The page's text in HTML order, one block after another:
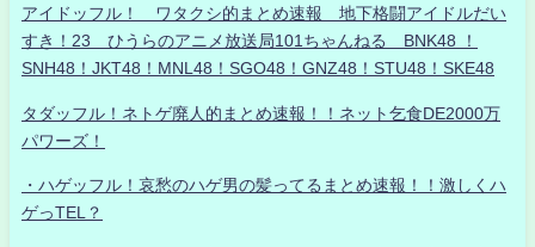
アイドッフル！ ワタクシ的まとめ速報 地下格闘アイドルだい
すき！23 ひうらのアニメ放送局101ちゃんねる BNK48 ！
SNH48！JKT48！MNL48！SGO48！GNZ48！STU48！SKE48
タダッフル！ネトゲ廃人的まとめ速報！！ネット乞食DE2000万
パワーズ！
・ハゲッフル！哀愁のハゲ男の髪ってるまとめ速報！！激しくハ
ゲっTEL？